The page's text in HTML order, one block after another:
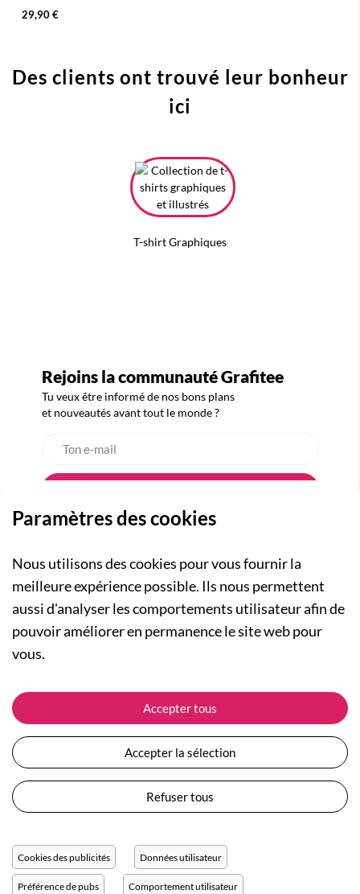
29,90 €
Des clients ont trouvé leur bonheur
ici
T-shirt Graphiques
Rejoins la communauté Grafitee
Tu veux être informé de nos bons plans
et nouveautés avant tout le monde ?
A PROPOS
Qui sommes-nous ?
Actualités
Nos engagements
Plan du site
Devenir revendeur
NOS RUBRIQUES
Collection Femme
Collection Enfants
Les Totebags
Nos différents thèmes
ASSISTANCE
Suivre ma commande
Expédition et livraison
Retour et remboursement
Moyens de paiement
Questions / Réponses
Conditions générales de vente
Protection des données personnelles
Réglage des cookies
Paramètres des cookies
Nous utilisons des cookies pour vous fournir la
meilleure expérience possible. Ils nous permettent
aussi d'analyser les comportements utilisateur afin de
pouvoir améliorer en permanence le site web pour
vous.
Accepter tous
Accepter la sélection
Refuser tous
Cookies des publicités Données utilisateur
Préférence de pubs Comportement utilisateur